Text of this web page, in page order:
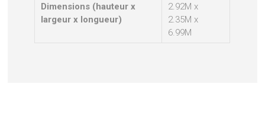
Dimensions (hauteur x
largeur x longueur)
2.92M x
2.35M x
6.99M